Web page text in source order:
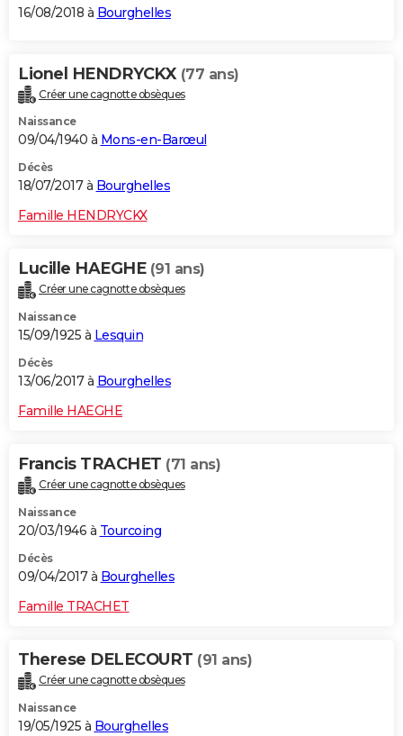
16/08/2018 à Bourghelles
Lionel HENDRYCKX (77 ans)
Créer une cagnotte obsèques
Naissance
09/04/1940 à Mons-en-Barœul
Décès
18/07/2017 à Bourghelles
Famille HENDRYCKX
Lucille HAEGHE (91 ans)
Créer une cagnotte obsèques
Naissance
15/09/1925 à Lesquin
Décès
13/06/2017 à Bourghelles
Famille HAEGHE
Francis TRACHET (71 ans)
Créer une cagnotte obsèques
Naissance
20/03/1946 à Tourcoing
Décès
09/04/2017 à Bourghelles
Famille TRACHET
Therese DELECOURT (91 ans)
Créer une cagnotte obsèques
Naissance
19/05/1925 à Bourghelles